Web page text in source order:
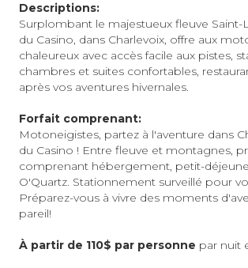
Descriptions:
Surplombant le majestueux fleuve
du Casino, dans Charlevoix, offre aux
chaleureux avec accès facile aux pistes,
chambres et suites confortables,
après vos aventures hivernales.
Forfait comprenant:
Motoneigistes, partez à l'aventure dans
du Casino ! Entre fleuve et montagnes,
comprenant hébergement, petit-
O'Quartz. Stationnement surveillé pour
Préparez-vous à vivre des moments
pareil!
À partir de 110$ par personne par nuit